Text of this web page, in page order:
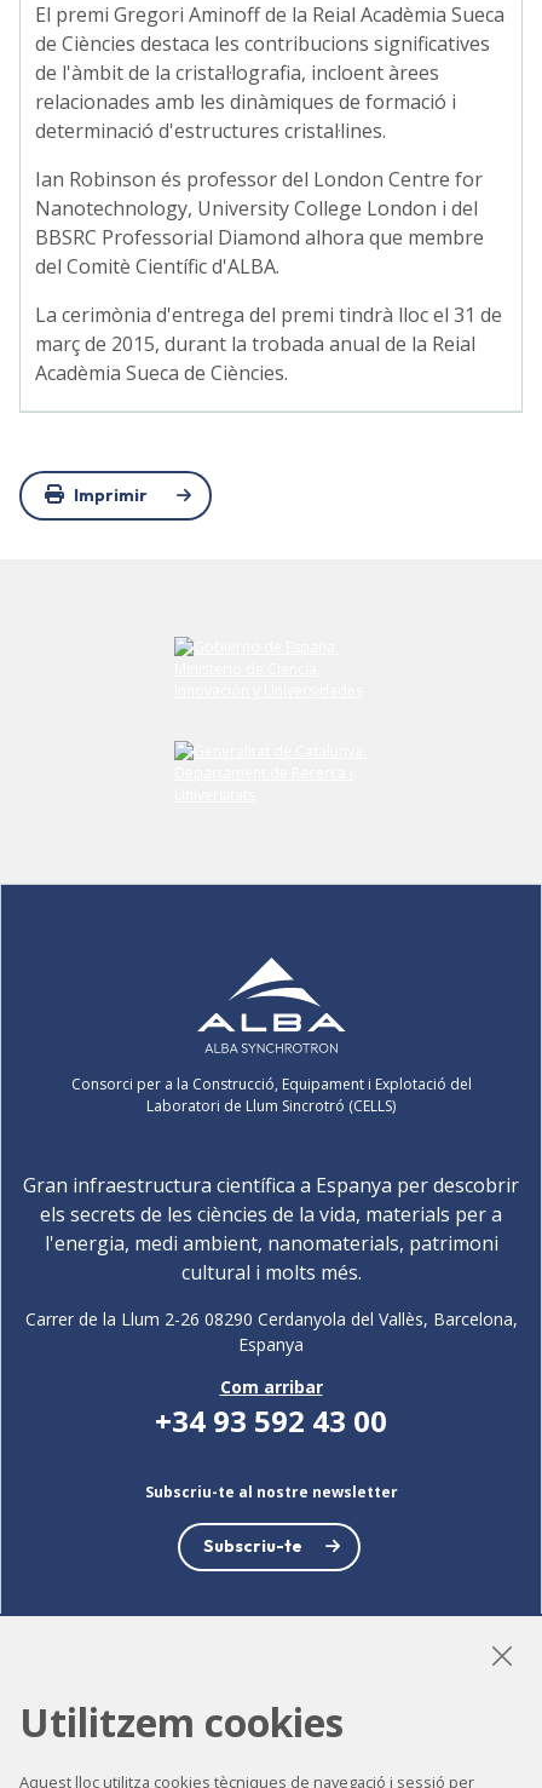
El premi Gregori Aminoff de la Reial Acadèmia Sueca
de Ciències destaca les contribucions significatives
de l'àmbit de la cristal·lografia, incloent àrees
relacionades amb les dinàmiques de formació i
determinació d'estructures cristal·lines.
Ian Robinson és professor del London Centre for
Nanotechnology, University College London i del
BBSRC Professorial Diamond alhora que membre
del Comitè Científic d'ALBA.
La cerimònia d'entrega del premi tindrà lloc el 31 de
març de 2015, durant la trobada anual de la Reial
Acadèmia Sueca de Ciències.
Imprimir
Consorci per a la Construcció, Equipament i Explotació del
Laboratori de Llum Sincrotró (CELLS)
Gran infraestructura científica a Espanya per descobrir
els secrets de les ciències de la vida, materials per a
l'energia, medi ambient, nanomaterials, patrimoni
cultural i molts més.
Carrer de la Llum 2-26 08290 Cerdanyola del Vallès, Barcelona,
Espanya
Com arribar
+34 93 592 43 00
Subscriu-te al nostre newsletter
Subscriu-te
Utilitzem cookies
Aquest lloc utilitza cookies tècniques de navegació i sessió per